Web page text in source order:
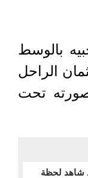
بالوسط
الراحل
صورته تحت
شاهد لحظة